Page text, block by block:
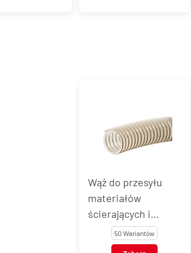
Wąż do przesyłu
materiałów
ścierających i
suchych produktów
spożywczych
50 Wariantów